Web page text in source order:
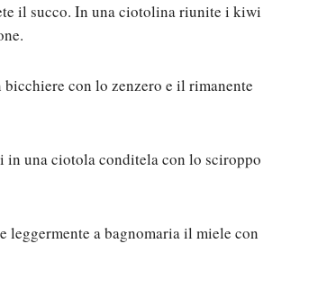
il succo. In una ciotolina riunite i kiwi
con lo zenzero e il rimanente
una ciotola conditela con lo sciroppo
leggermente a bagnomaria il miele con